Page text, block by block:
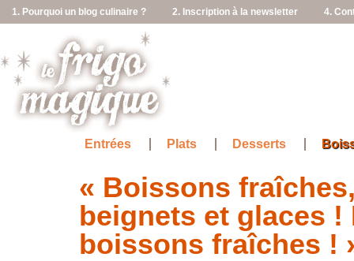
1. Pourquoi un blog culinaire ? 2. Inscription à la newsletter 4.
Entrées Plats Desserts
« Boissons
beignets et glaces !
boissons fraîches !